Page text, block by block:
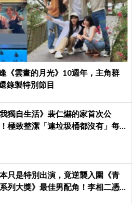
《雲畫的月光》10週年，主角群
錄製特別節目
我獨自生活》裴仁爀的家首次公
極致整潔「連垃圾桶都沒有」每
只是特別出演，竟逆襲入圍《青
列大獎》最佳男配角！李相二憑